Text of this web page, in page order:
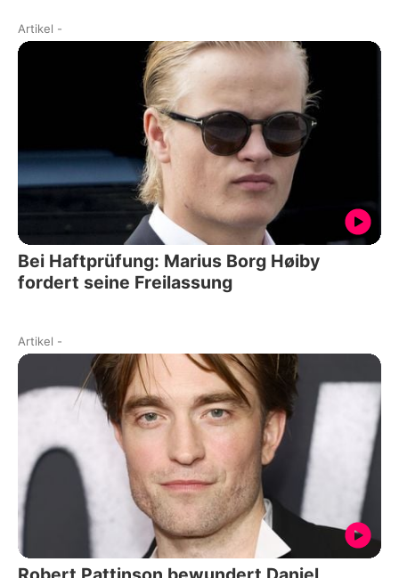
Artikel -
Bei Haftprüfung: Marius Borg Høiby
fordert seine Freilassung
Artikel -